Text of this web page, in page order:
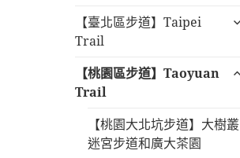
選
【臺北區步道】Taipei
Trail
展
選
【桃園區步道】Taoyuan
Trail
展
選
【桃園大北坑步道】大樹叢
迷宮步道和廣大茶園